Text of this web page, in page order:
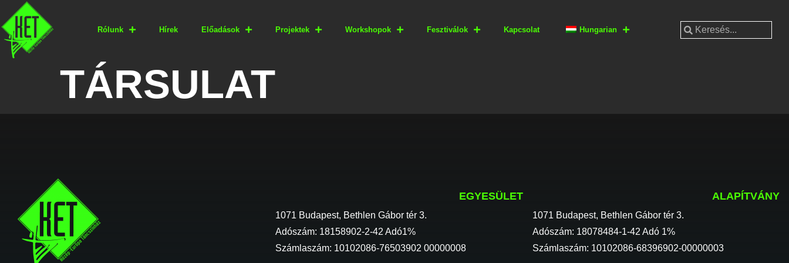
Rólunk Hírek Előadások Projektek Workshopok Fesztiválok Kapcsolat Hungarian
TÁRSULAT
EGYESÜLET
1071 Budapest, Bethlen Gábor tér 3.
Adószám: 18158902-2-42 Adó1%
Számlaszám: 10102086-76503902 00000008
ALAPÍTVÁNY
1071 Budapest, Bethlen Gábor tér 3.
Adószám: 18078484-1-42 Adó 1%
Számlaszám: 10102086-68396902-00000003